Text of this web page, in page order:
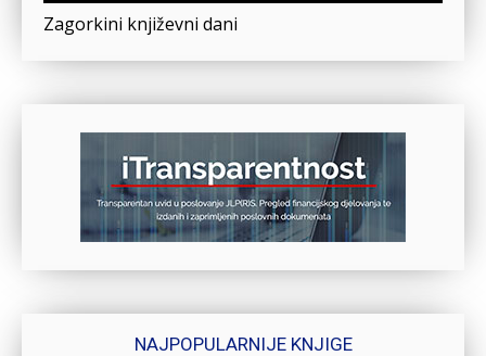
Zagorkini književni dani
NAJPOPULARNIJE KNJIGE